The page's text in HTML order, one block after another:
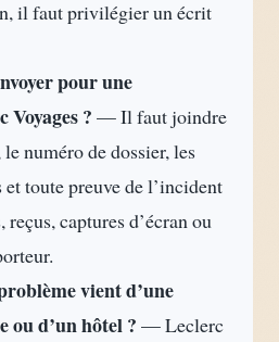
il faut privilégier un écrit
pour une
? — Il faut joindre
numéro de dossier, les
et toute preuve de l’incident
captures d’écran ou
vient d’une
ou d’un hôtel ? — Leclerc